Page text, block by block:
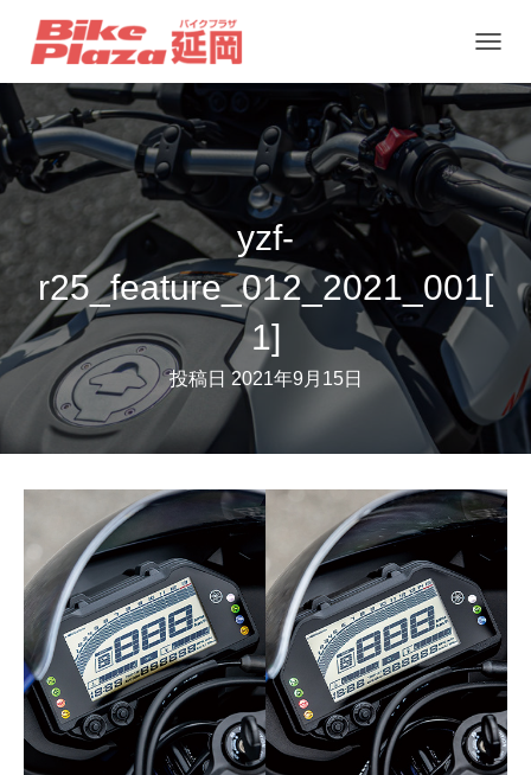
ビ
ゲ
ー
シ
ョ
ン
を
切
え
yzf-
r25_feature_012_2021_001[
1]
投稿日 2021年9月15日